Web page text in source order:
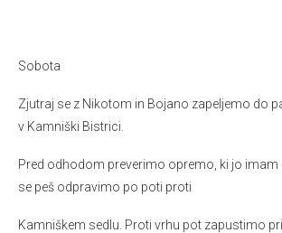
Sobota
Zjutraj se z Nikotom in Bojano zapeljemo do
v Kamniški Bistrici.
Pred odhodom preverimo opremo, ki jo imam
se peš odpravimo po poti proti
Kamniškem sedlu. Proti vrhu pot zapustimo